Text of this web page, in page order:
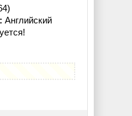
Английский